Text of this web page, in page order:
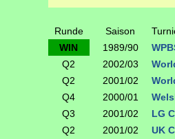
Runde Saison
WIN
1989/90
Q2
2002/03
Q2
2001/02
Q4
2000/01
Q3
2001/02 LG
Q2
2001/02 UK